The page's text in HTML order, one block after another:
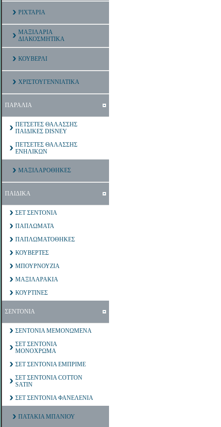
ΡΙΧΤΑΡΙΑ
ΜΑΞΙΛΑΡΙΑ
ΔΙΑΚΟΣΜΗΤΙΚΑ
ΚΟΥΒΕΡΛΙ
ΧΡΙΣΤΟΥΓΕΝΝΙΑΤΙΚΑ
ΠΑΡΑΛΙΑ
ΠΕΤΣΕΤΕΣ ΘΑΛΑΣΣΗΣ
ΠΑΙΔΙΚΕΣ DISNEY
ΠΕΤΣΕΤΕΣ ΘΑΛΑΣΣΗΣ
ΕΝΗΛΙΚΩΝ
ΜΑΞΙΛΑΡΟΘΗΚΕΣ
ΠΑΙΔΙΚΑ
ΣΕΤ ΣΕΝΤΟΝΙΑ
ΠΑΠΛΩΜΑΤΑ
ΠΑΠΛΩΜΑΤΟΘΗΚΕΣ
ΚΟΥΒΕΡΤΕΣ
ΜΠΟΥΡΝΟΥΖΙΑ
ΜΑΞΙΛΑΡΑΚΙΑ
ΚΟΥΡΤΙΝΕΣ
ΣΕΝΤΟΝΙΑ
ΣΕΝΤΟΝΙΑ ΜΕΜΟΝΩΜΕΝΑ
ΣΕΤ ΣΕΝΤΟΝΙΑ
ΜΟΝΟΧΡΩΜΑ
ΣΕΤ ΣΕΝΤΟΝΙΑ ΕΜΠΡΙΜΕ
ΣΕΤ ΣΕΝΤΟΝΙΑ COTTON
SATIN
ΣΕΤ ΣΕΝΤΟΝΙΑ ΦΑΝΕΛΕΝΙΑ
ΠΑΤΑΚΙΑ ΜΠΑΝΙΟΥ